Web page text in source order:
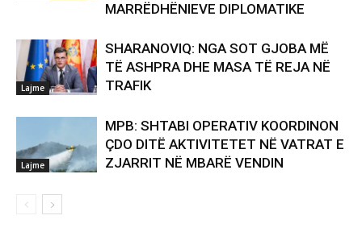
MARRËDHËNIEVE DIPLOMATIKE
Lajme
SHARANOVIQ: NGA SOT GJOBA MË
TË ASHPRA DHE MASA TË REJA NË
TRAFIK
Lajme
MPB: SHTABI OPERATIV KOORDINON
ÇDO DITË AKTIVITETET NË VATRAT E
ZJARRIT NË MBARË VENDIN